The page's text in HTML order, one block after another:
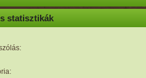
statisztikák